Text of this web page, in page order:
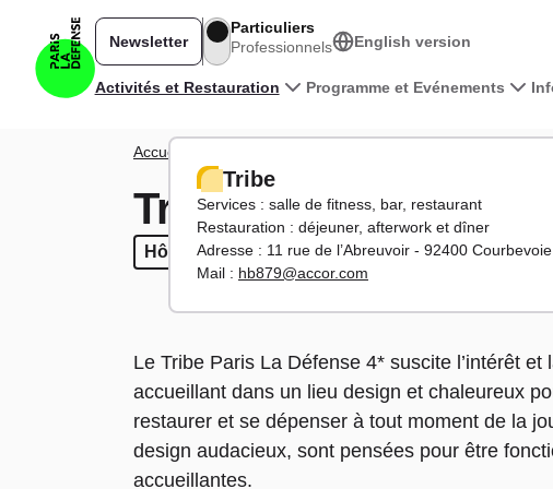
Navigation principale
Activités et Restauration Programme et Evénements
Newsletter
Particuliers
Professionnels
English version
Fil d'Ariane
Accueil
Tribe
Hôtel 4 étoiles Salle de fitness Bar
Hôtel 4 étoiles Salle de fitness Bar
Tribe
Services : salle de fitness, bar, restaurant
Restauration : déjeuner, afterwork et dîner
Adresse : 11 rue de l’Abreuvoir - 92400 Courbevoie
Mail : hb879@accor.com
Le Tribe Paris La Défense 4* suscite l’intérêt et
accueillant dans un lieu design et chaleureux
restaurer et se dépenser à tout moment de la
design audacieux, sont pensées pour être
accueillantes.